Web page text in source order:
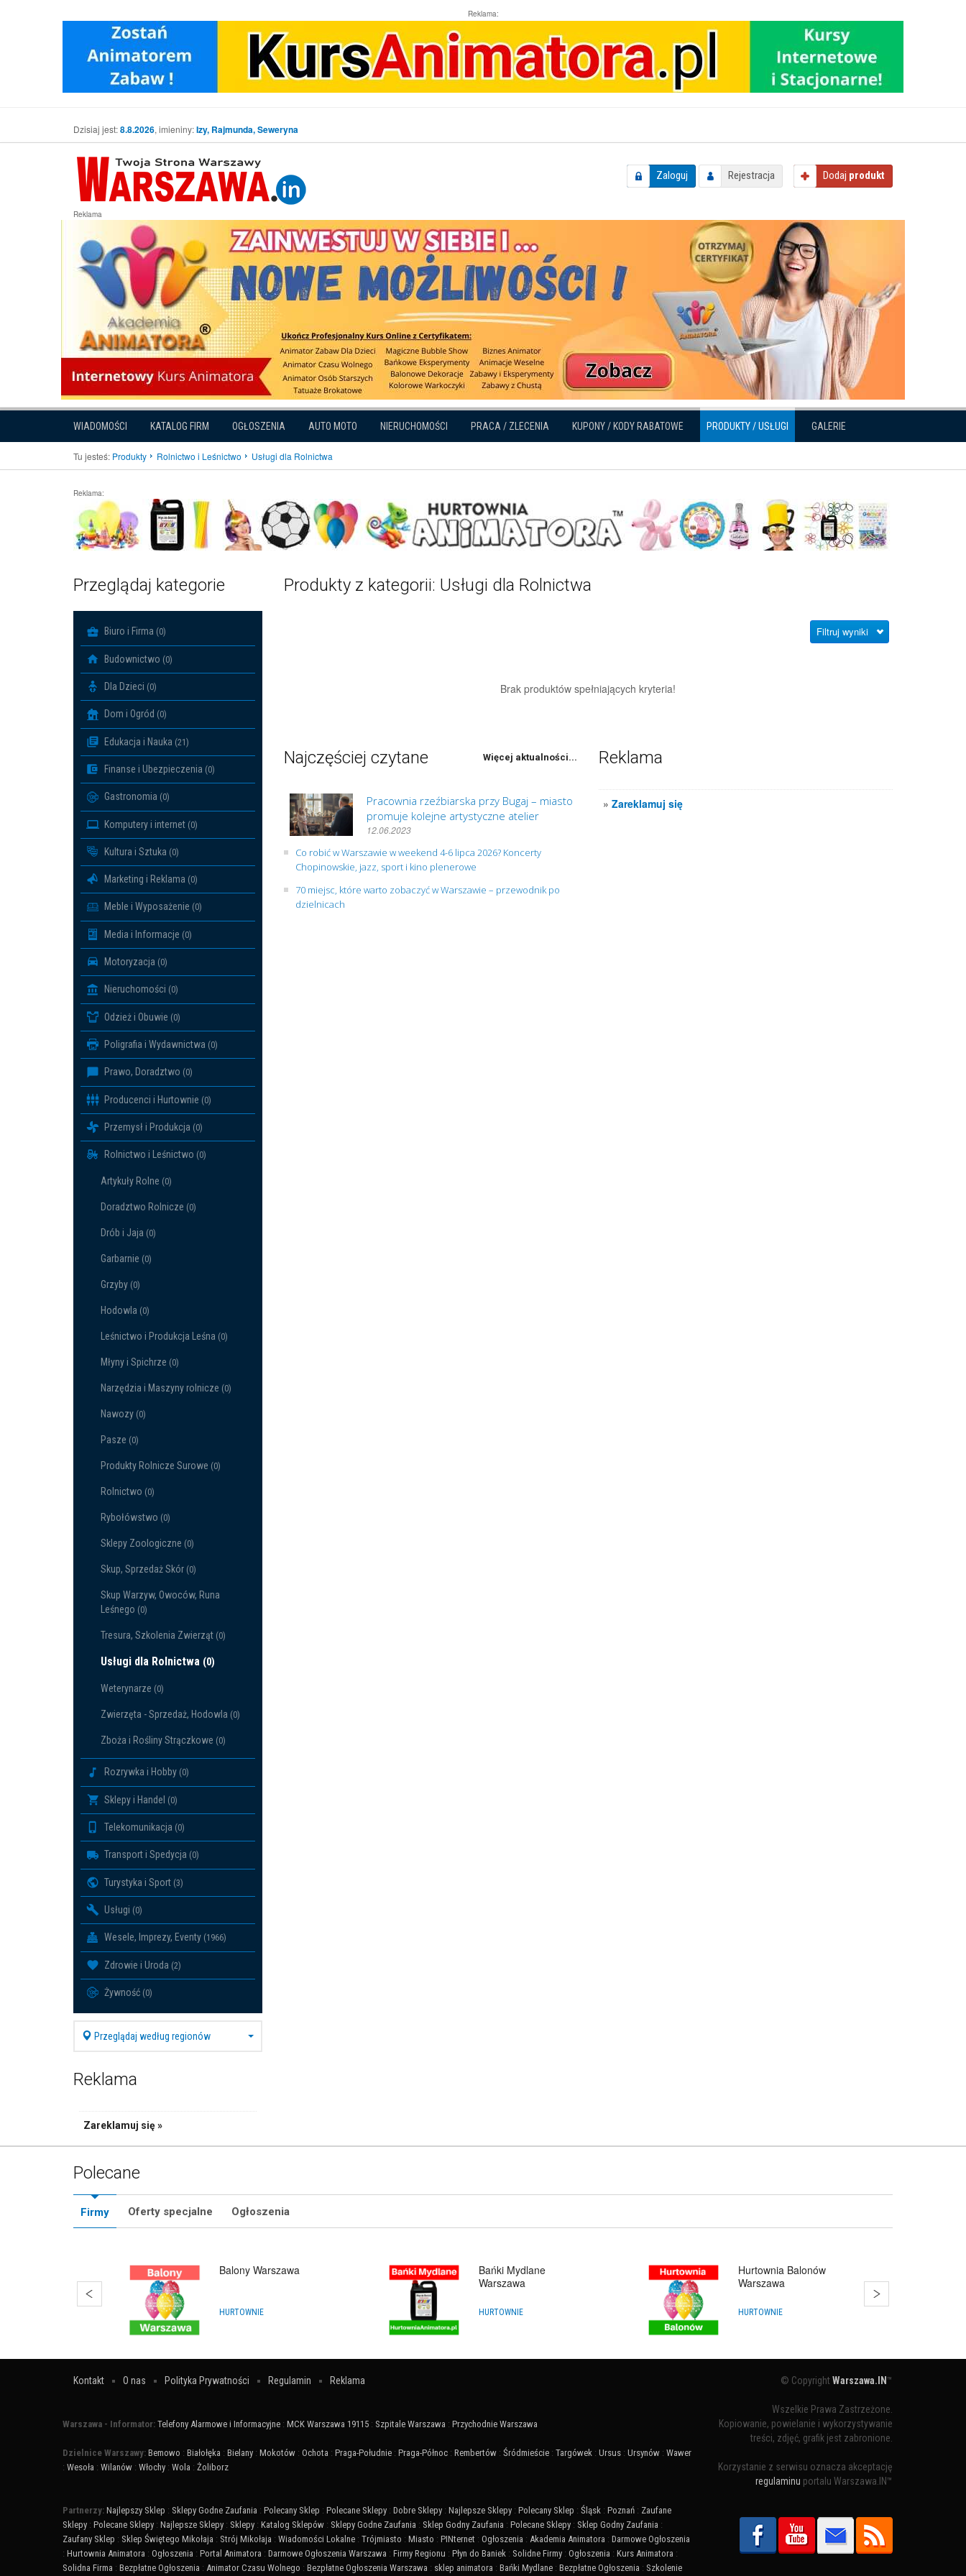
Reklama:
Dzisiaj jest:8.8.2026, imieniny:Izy, Rajmunda, Seweryna
Zaloguj Rejestracja Dodaj produkt
Reklama
WIADOMOŚCI KATALOG FIRM OGŁOSZENIA AUTO MOTO NIERUCHOMOŚCI PRACA / ZLECENIA KUPONY / KODY RABATOWE PRODUKTY / USŁUGI GALERIE
Tu jesteś: Produkty Rolnictwo i Leśnictwo Usługi dla Rolnictwa
Reklama:
Przeglądaj kategorie
Biuro i Firma (0)
Budownictwo (0)
Dla Dzieci (0)
Dom i Ogród (0)
Edukacja i Nauka (21)
Finanse i Ubezpieczenia (0)
Gastronomia (0)
Komputery i internet (0)
Kultura i Sztuka (0)
Marketing i Reklama (0)
Meble i Wyposażenie (0)
Media i Informacje (0)
Motoryzacja (0)
Nieruchomości (0)
Odzież i Obuwie (0)
Poligrafia i Wydawnictwa (0)
Prawo, Doradztwo (0)
Producenci i Hurtownie (0)
Przemysł i Produkcja (0)
Rolnictwo i Leśnictwo (0)
Artykuły Rolne (0)
Doradztwo Rolnicze (0)
Drób i Jaja (0)
Garbarnie (0)
Grzyby (0)
Hodowla (0)
Leśnictwo i Produkcja Leśna (0)
Młyny i Spichrze (0)
Narzędzia i Maszyny rolnicze (0)
Nawozy (0)
Pasze (0)
Produkty Rolnicze Surowe (0)
Rolnictwo (0)
Rybołówstwo (0)
Sklepy Zoologiczne (0)
Skup, Sprzedaż Skór (0)
Skup Warzyw, Owoców, Runa
Leśnego (0)
Tresura, Szkolenia Zwierząt (0)
Usługi dla Rolnictwa (0)
Weterynarze (0)
Zwierzęta - Sprzedaż, Hodowla (0)
Zboża i Rośliny Strączkowe (0)
Rozrywka i Hobby (0)
Sklepy i Handel (0)
Telekomunikacja (0)
Transport i Spedycja (0)
Turystyka i Sport (3)
Usługi (0)
Wesele, Imprezy, Eventy (1966)
Zdrowie i Uroda (2)
Żywność (0)
Przeglądaj według regionów
Reklama
Zareklamuj się »
Produkty z kategorii: Usługi dla Rolnictwa
Filtruj wyniki
Brak produktów spełniających kryteria!
Najczęściej czytane Więcej aktualności...
Pracownia rzeźbiarska przy Bugaj – miasto
promuje kolejne artystyczne atelier
12.06.2023
Co robić w Warszawie w weekend 4-6 lipca 2026? Koncerty
Chopinowskie, jazz, sport i kino plenerowe
70 miejsc, które warto zobaczyć w Warszawie – przewodnik po
dzielnicach
Reklama
»Zareklamuj się
Polecane
Firmy Oferty specjalne Ogłoszenia
Balony Warszawa
HURTOWNIE
Bańki Mydlane
Warszawa
HURTOWNIE
Hurtownia Balonów
Warszawa
HURTOWNIE
Kontakt O nas Polityka Prywatności Regulamin Reklama
Warszawa - Informator: Telefony Alarmowe i Informacyjne : MCK Warszawa 19115 : Szpitale Warszawa : Przychodnie Warszawa
Dzielnice Warszawy: Bemowo : Białołęka : Bielany : Mokotów : Ochota : Praga-Południe : Praga-Północ : Rembertów : Śródmieście : Targówek : Ursus : Ursynów : Wawer
: Wesoła : Wilanów : Włochy : Wola : Żoliborz
Partnerzy: Najlepszy Sklep : Sklepy Godne Zaufania : Polecany Sklep : Polecane Sklepy : Dobre Sklepy : Najlepsze Sklepy : Polecany Sklep : Śląsk : Poznań : Zaufane
Sklepy : Polecane Sklepy : Najlepsze Sklepy : Sklepy : Katalog Sklepów : Sklepy Godne Zaufania : Sklep Godny Zaufania : Polecane Sklepy : Sklep Godny Zaufania :
Zaufany Sklep : Sklep Świętego Mikołaja : Strój Mikołaja : Wiadomości Lokalne : Trójmiasto : Miasto : PINternet : Ogłoszenia : Akademia Animatora : Darmowe Ogłoszenia
: Hurtownia Animatora : Ogłoszenia : Portal Animatora : Darmowe Ogłoszenia Warszawa : Firmy Regionu : Płyn do Baniek : Solidne Firmy : Ogłoszenia : Kurs Animatora :
Solidna Firma : Bezpłatne Ogłoszenia : Animator Czasu Wolnego : Bezpłatne Ogłoszenia Warszawa : sklep animatora : Bańki Mydlane : Bezpłatne Ogłoszenia : Szkolenie
© CopyrightWarszawa.IN ™
Wszelkie Prawa Zastrzeżone.
Kopiowanie, powielanie i wykorzystywanie
treści, zdjęć, grafik jest zabronione.
Korzystanie z serwisu oznacza akceptację
regulaminu portalu Warszawa.IN™